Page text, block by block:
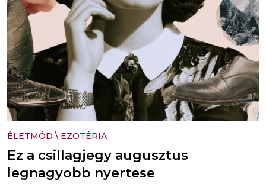
ÉLETMÓD \ EZOTÉRIA
Ez a csillagjegy augusztus
legnagyobb nyertese